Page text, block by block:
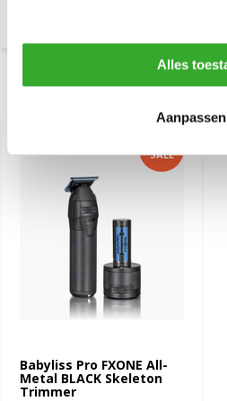
Alles
Aanpassen
Babyliss Pro FXONE All-
Metal BLACK Skeleton
Trimmer
SALE